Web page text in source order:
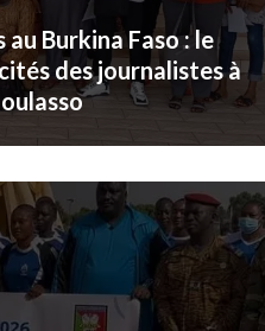
Burkina Faso : le
des journalistes à